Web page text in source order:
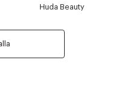
Huda Beauty